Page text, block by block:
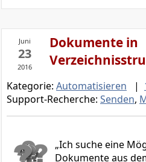
Juni
23
2016
Dokumente in
Kategorie: Automatisieren |
Support-Recherche: Senden,
Ich suche eine
Dokumente aus